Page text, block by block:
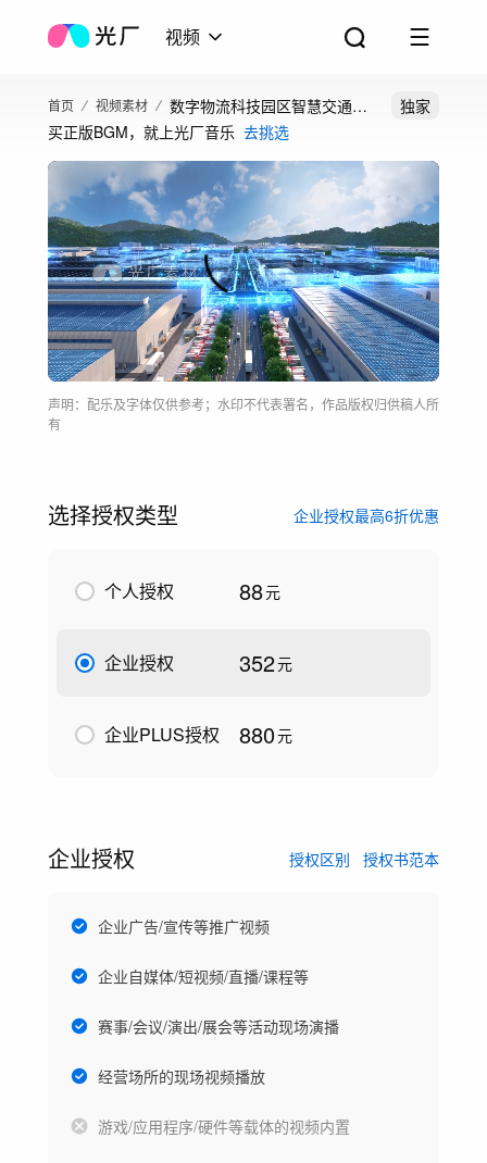
视频
首页 视频素材
数字物流科技园区智慧交通科
技仓储ai港口
独家
买正版BGM，就上光厂音乐 去挑选
声明：配乐及字体仅供参考；水印不代表署名，作品版权归供稿人所
有
选择授权类型 企业授权最高6折优惠
个人授权 88元
企业授权 352元
企业PLUS授权 880元
企业授权 授权区别 授权书范本
企业广告/宣传等推广视频
企业自媒体/短视频/直播/课程等
赛事/会议/演出/展会等活动现场演播
经营场所的现场视频播放
游戏/应用程序/硬件等载体的视频内置